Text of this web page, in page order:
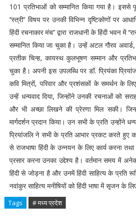
101 प्रतिभाओं को सम्मानित किया गया है। इससे पूर्व
‘‘स्त्री’’ विषय पर उनकी विभिन्न दृष्टिकोणों पर
हिंदी रचनाकार मंच’’ द्वारा राजधानी के हिंदी भवन में
सम्मानित किया जा चुका है। उन्हें अटल गौरव अवार्ड,
प्रतीक चिन्ह, कायस्थ कुलभूषण सम्मान और
चुका है। अपनी इस उपलब्धि पर डॉ. प्रियंका
कवि मित्रों, परिवार और प्रशंसकों के समर्थन के
उन्हें धन्यवाद दिया, जिन्होंने उनकी रचनाओं को
और भी अच्छा लिखने की प्रेरणा मिल सकी।
मार्गदर्शन प्रदान किया। उन सभी के प्रति उन्होंने
प्रियांजलि ने सभी के प्रति आभार प्रकट करते हुए
से राजभाषा हिंदी के उन्नयन के लिए कार्य करना
प्रसार करना उनका उद्देश्य है। वर्तमान समय में अनेक
हिंदी से जोड़ना है और उनमें हिंदी साहित्य के प्रति
नवांकुर साहित्य मनीषियों को हिंदी भाषा में सृजन के
Tags # मध्य प्रदेश